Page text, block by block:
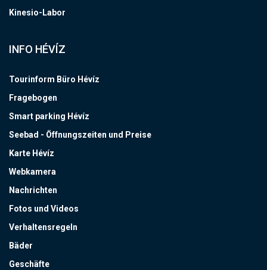
Kinesio-Labor
INFO HÉVÍZ
Tourinform Büro Hévíz
Fragebogen
Smart parking Hévíz
Seebad - Öffnungszeiten und Preise
Karte Hévíz
Webkamera
Nachrichten
Fotos und Videos
Verhaltensregeln
Bäder
Geschäfte